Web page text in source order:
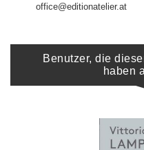
office@editionatelier.at
Benutzer, die
haben